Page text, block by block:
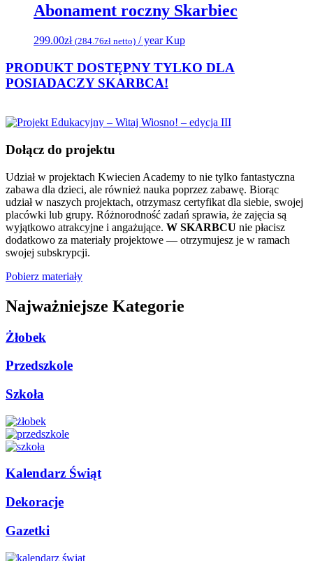
Abonament roczny Skarbiec
299.00zł (284.76zł netto) / year Kup
PRODUKT DOSTĘPNY TYLKO DLA
POSIADACZY SKARBCA!
Dołącz do projektu
Udział w projektach Kwiecien Academy to nie tylko fantastyczna
zabawa dla dzieci, ale również nauka poprzez zabawę. Biorąc
udział w naszych projektach, otrzymasz certyfikat dla siebie, swojej
placówki lub grupy. Różnorodność zadań sprawia, że zajęcia są
wyjątkowo atrakcyjne i angażujące. W SKARBCU nie płacisz
dodatkowo za materiały projektowe — otrzymujesz je w ramach
swojej subskrypcji.
Pobierz materiały
Najważniejsze Kategorie
Żłobek
Przedszkole
Szkoła
Kalendarz Świąt
Dekoracje
Gazetki